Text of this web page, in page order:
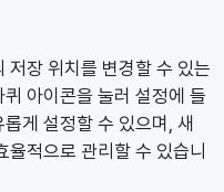
저장 위치를 변경할 수 있는
아이콘을 눌러 설정에 들
게 설정할 수 있으며, 새
율적으로 관리할 수 있습니